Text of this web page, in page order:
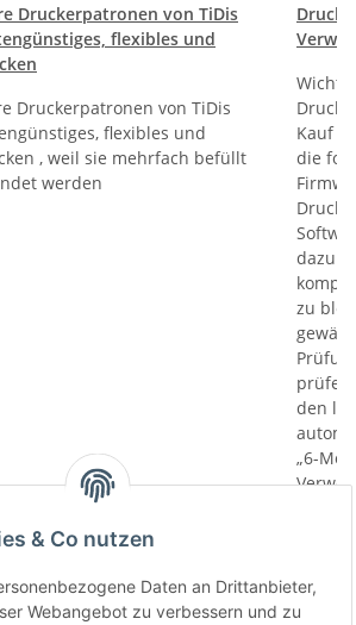
Druckerpatronen von TiDis
flexibles und
Druckerpatronen von TiDis
flexibles und
, weil sie mehrfach befüllt
werden
Kauf
die
dazu
zu
prüfen
den
„6-
& Co nutzen
Daten an Drittanbieter,
Webangebot zu verbessern und zu